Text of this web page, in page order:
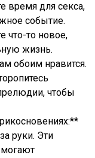
время для секса,
событие.
что-то новое,
жизнь.
обоим нравится.
чтобы
руки. Эти